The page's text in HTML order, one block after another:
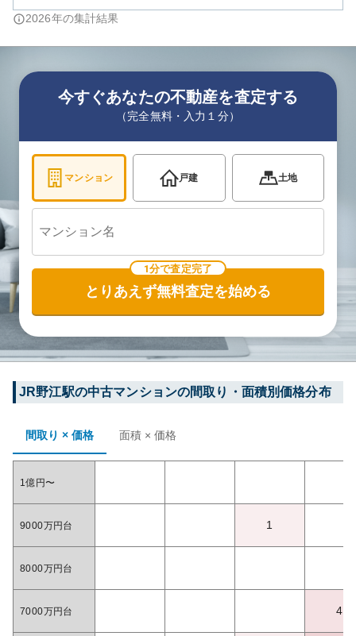
2026年の集計結果
今すぐあなたの不動産を査定する
（完全無料・入力１分）
マンション 戸建 土地
1分で査定完了
とりあえず無料査定を始める
JR野江駅の中古マンションの間取り・面積別価格分布
間取り × 価格 面積 × 価格
1億円〜
9000万円台 1
8000万円台
7000万円台 4